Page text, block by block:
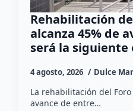
Rehabilitación
alcanza 45% de
será la siguiente
4 agosto, 2026 Dulce
La rehabilitación del
avance de entre…